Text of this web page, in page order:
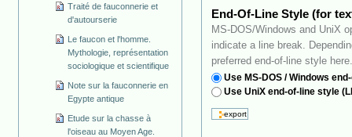
Traité de fauconnerie et
d'autourserie
Le faucon et l'homme.
Mythologie, représentation
sociologique et scientifique
Note sur la fauconnerie en
Egypte antique
Etude sur la chasse à
l'oiseau au Moyen Age.
End-Of-Line Style (for
MS-DOS/Windows and UniX
indicate a line break. Depending on your favourite operating system, select your
preferred end-of-line style
Use MS-DOS / Windows
Use UniX end-of-line style